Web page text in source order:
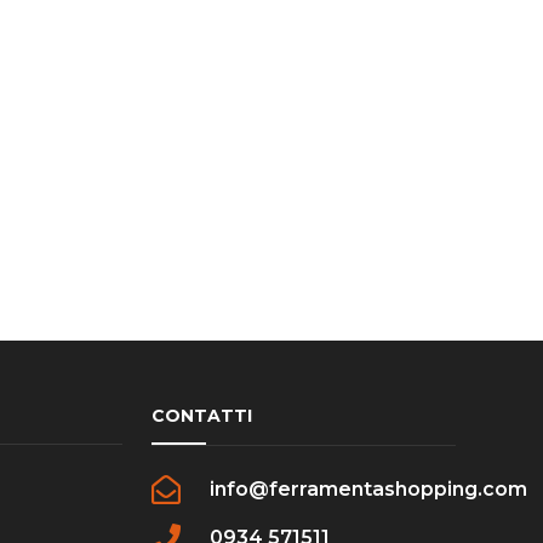
CONTATTI
info@ferramentashopping.com
0934 571511